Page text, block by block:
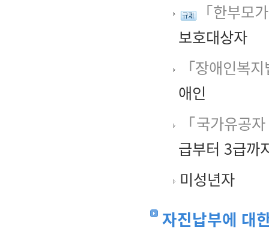
「한부모
보호대상자
「장애인복
애인
「국가유공
급부터 3급까
미성년자
자진납부에 대